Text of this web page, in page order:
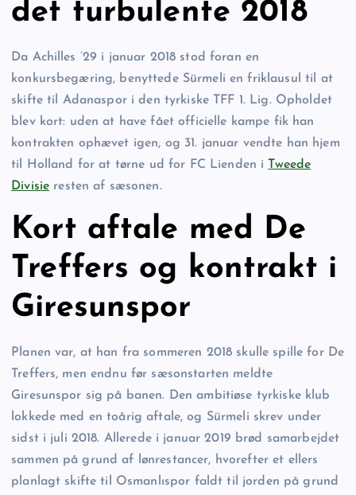
det turbulente 2018
Da Achilles ’29 i januar 2018 stod foran en
konkursbegæring, benyttede Sürmeli en friklausul til at
skifte til Adanaspor i den tyrkiske TFF 1. Lig. Opholdet
blev kort: uden at have fået officielle kampe fik han
kontrakten ophævet igen, og 31. januar vendte han hjem
til Holland for at tørne ud for FC Lienden i
Tweede
Divisie resten af sæsonen.
Kort aftale med De
Treffers og kontrakt i
Giresunspor
Planen var, at han fra sommeren 2018 skulle spille for De
Treffers, men endnu før sæsonstarten meldte
Giresunspor sig på banen. Den ambitiøse tyrkiske klub
lokkede med en toårig aftale, og Sürmeli skrev under
sidst i juli 2018. Allerede i januar 2019 brød samarbejdet
sammen på grund af lønrestancer, hvorefter et ellers
planlagt skifte til Osmanlıspor faldt til jorden på grund